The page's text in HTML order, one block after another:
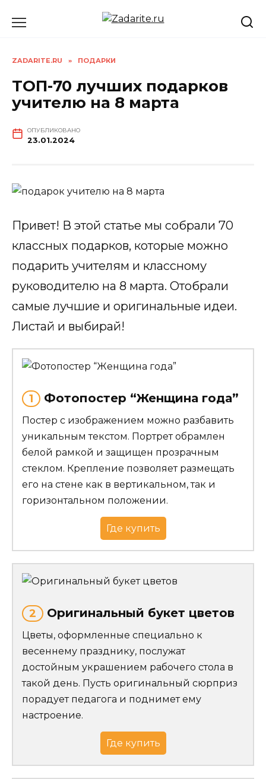
ZADARITE.RU » ПОДАРКИ
ТОП-70 лучших подарков
учителю на 8 марта
ОПУБЛИКОВАНО
23.01.2024
Привет! В этой статье мы собрали 70
классных подарков, которые можно
подарить учителям и классному
руководителю на 8 марта. Отобрали
самые лучшие и оригинальные идеи.
Листай и выбирай!
1 Фотопостер “Женщина года”
Постер с изображением можно разбавить
уникальным текстом. Портрет обрамлен
белой рамкой и защищен прозрачным
стеклом. Крепление позволяет размещать
его на стене как в вертикальном, так и
горизонтальном положении.
Где купить
2 Оригинальный букет цветов
Цветы, оформленные специально к
весеннему празднику, послужат
достойным украшением рабочего стола в
такой день. Пусть оригинальный сюрприз
порадует педагога и поднимет ему
настроение.
Где купить